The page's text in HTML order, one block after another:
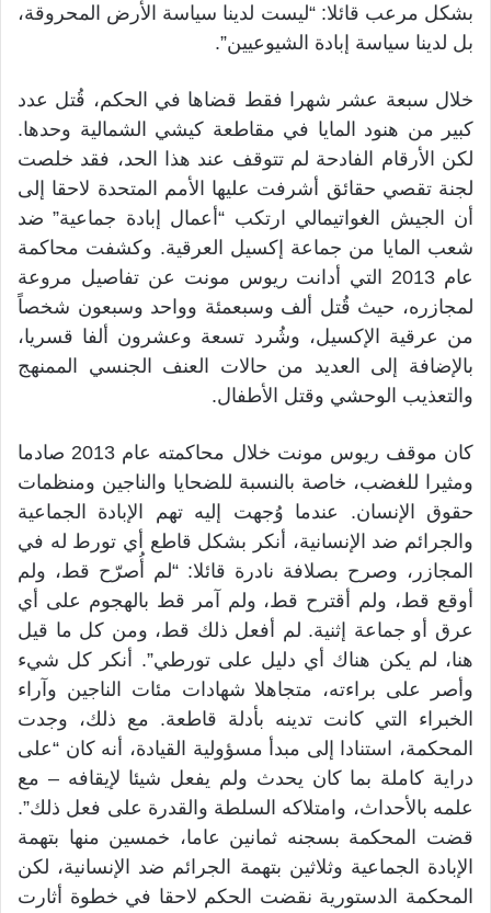
بشكل مرعب قائلا: “ليست لدينا سياسة الأرض المحروقة،
بل لدينا سياسة إبادة الشيوعيين”.
خلال سبعة عشر شهرا فقط قضاها في الحكم، قُتل عدد
كبير من هنود المايا في مقاطعة كيشي الشمالية وحدها.
لكن الأرقام الفادحة لم تتوقف عند هذا الحد، فقد خلصت
لجنة تقصي حقائق أشرفت عليها الأمم المتحدة لاحقا إلى
أن الجيش الغواتيمالي ارتكب “أعمال إبادة جماعية” ضد
شعب المايا من جماعة إكسيل العرقية. وكشفت محاكمة
عام 2013 التي أدانت ريوس مونت عن تفاصيل مروعة
لمجازره، حيث قُتل ألف وسبعمئة وواحد وسبعون شخصاً
من عرقية الإكسيل، وشُرد تسعة وعشرون ألفا قسريا،
بالإضافة إلى العديد من حالات العنف الجنسي الممنهج
والتعذيب الوحشي وقتل الأطفال.
كان موقف ريوس مونت خلال محاكمته عام 2013 صادما
ومثيرا للغضب، خاصة بالنسبة للضحايا والناجين ومنظمات
حقوق الإنسان. عندما وُجهت إليه تهم الإبادة الجماعية
والجرائم ضد الإنسانية، أنكر بشكل قاطع أي تورط له في
المجازر، وصرح بصلافة نادرة قائلا: “لم أُصرّح قط، ولم
أوقع قط، ولم أقترح قط، ولم آمر قط بالهجوم على أي
عرق أو جماعة إثنية. لم أفعل ذلك قط، ومن كل ما قيل
هنا، لم يكن هناك أي دليل على تورطي”. أنكر كل شيء
وأصر على براءته، متجاهلا شهادات مئات الناجين وآراء
الخبراء التي كانت تدينه بأدلة قاطعة. مع ذلك، وجدت
المحكمة، استنادا إلى مبدأ مسؤولية القيادة، أنه كان “على
دراية كاملة بما كان يحدث ولم يفعل شيئا لإيقافه – مع
علمه بالأحداث، وامتلاكه السلطة والقدرة على فعل ذلك”.
قضت المحكمة بسجنه ثمانين عاما، خمسين منها بتهمة
الإبادة الجماعية وثلاثين بتهمة الجرائم ضد الإنسانية، لكن
المحكمة الدستورية نقضت الحكم لاحقا في خطوة أثارت